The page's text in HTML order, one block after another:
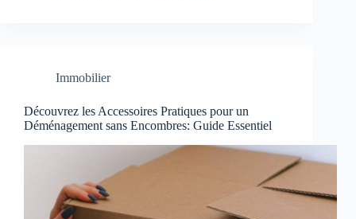
Immobilier
Découvrez les Accessoires Pratiques pour un
Déménagement sans Encombres: Guide Essentiel